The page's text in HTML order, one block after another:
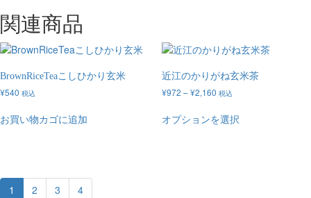
関連商品
BrownRiceTeaこしひかり玄米
¥540 税込
お買い物カゴに追加
近江のかりがね玄米茶
¥972 –¥2,160 税込
オプションを選択
1 2 3 4